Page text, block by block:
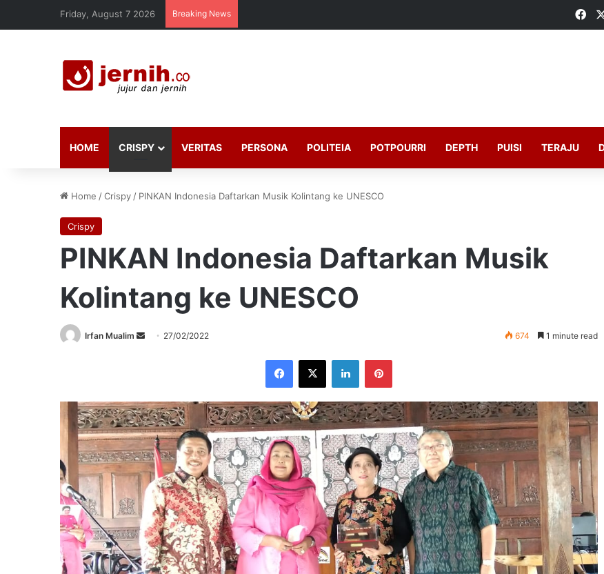
Friday, August 7 2026 Breaking News
HOME CRISPY VERITAS PERSONA POLITEIA POTPOURRI DEPTH PUISI TERAJU
Home /Crispy / PINKAN Indonesia Daftarkan Musik Kolintang ke UNESCO
Crispy
PINKAN Indonesia Daftarkan Musik
Kolintang ke UNESCO
Irfan Mualim
Send 27/02/2022 674 1 minute read
Facebook
X LinkedInPinterest